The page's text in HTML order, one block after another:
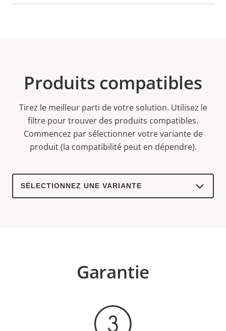
Produits compatibles
Tirez le meilleur parti de votre solution. Utilisez le
filtre pour trouver des produits compatibles.
Commencez par sélectionner votre variante de
produit (la compatibilité peut en dépendre).
Select
product
Garantie